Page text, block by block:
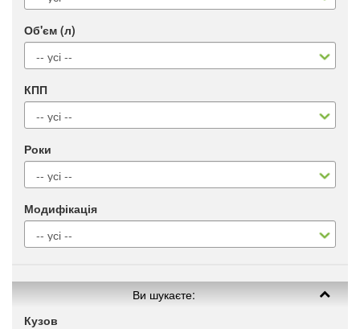
Об'єм (л)
КПП
Роки
Модифікація
Ви шукаєте:
Кузов